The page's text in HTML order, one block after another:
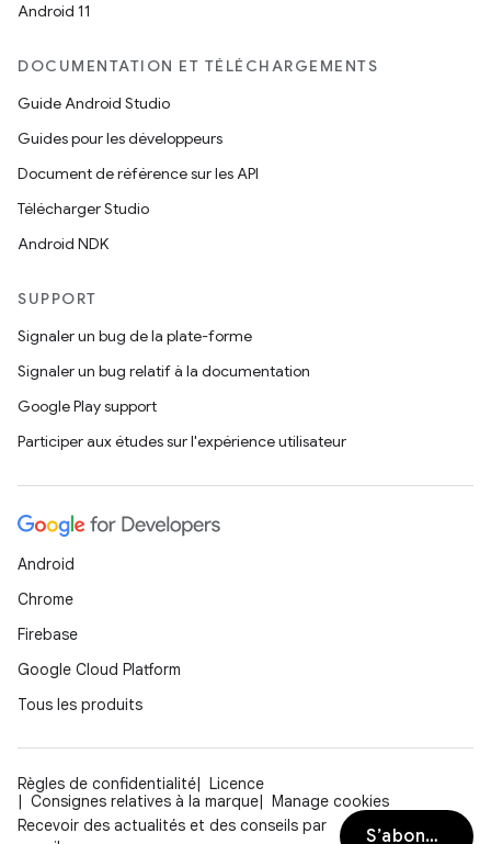
Android 11
DOCUMENTATION ET TÉLÉCHARGEMENTS
Guide Android Studio
Guides pour les développeurs
Document de référence sur les API
Télécharger Studio
Android NDK
SUPPORT
Signaler un bug de la plate-forme
Signaler un bug relatif à la documentation
Google Play support
Participer aux études sur l'expérience utilisateur
Android
Chrome
Firebase
Google Cloud Platform
Tous les produits
Règles de confidentialité
Licence
Consignes relatives à la marque
Manage cookies
Recevoir des actualités et des conseils par
S’abonner